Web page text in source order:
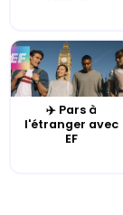
✈️ Pars à
l'étranger avec
EF